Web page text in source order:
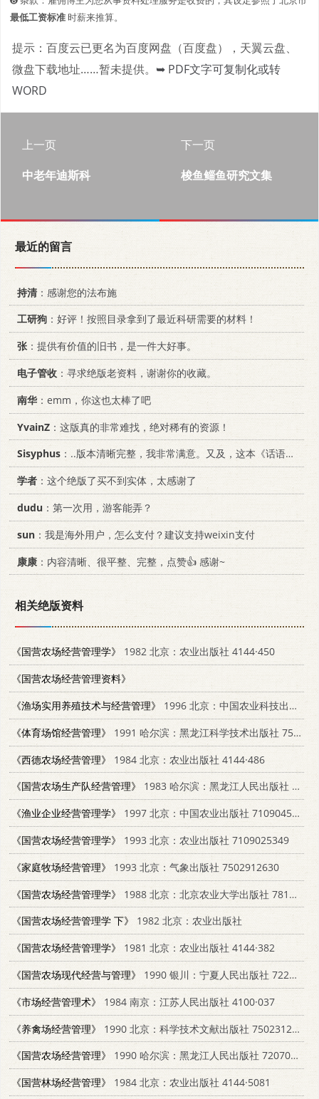
最低工资标准时薪来推算。
提示：百度云已更名为百度网盘（百度盘），天翼云盘、
微盘下载地址……暂未提供。 ➥ PDF文字可复制化或转
WORD
上一页
中老年迪斯科
下一页
梭鱼鲻鱼研究文集
最近的留言
持清 ：感谢您的法布施
工研狗 ：好评！按照目录拿到了最近科研需要的材料！
张：提供有价值的旧书，是一件大好事。
电子管收 ：寻求绝版老资料，谢谢你的收藏。
南华：emm，你这也太棒了吧
YvainZ ：这版真的非常难找，绝对稀有的资源！
Sisyphus ：..版本清晰完整，我非常满意。又及，这本《话语的真相》...
学者 ：这个绝版了买不到实体，太感谢了
dudu ：第一次用，游客能弄？
sun ：我是海外用户，怎么支付？建议支持weixin支付
康康 ：内容清晰、很平整、完整，点赞👍 感谢~
相关绝版资料
《国营农场经营管理学》
1982 北京：农业出版社 4144·450
《国营农场经营管理资料》
《渔场实用养殖技术与经营管理》
1996 北京：中国农业科技出版社 7801190203
《体育场馆经营管理》
1991 哈尔滨：黑龙江科学技术出版社 7538815457
《西德农场经营管理》
1984 北京：农业出版社 4144·486
《国营农场生产队经营管理》
1983 哈尔滨：黑龙江人民出版社 4093·73
《渔业企业经营管理学》
1997 北京：中国农业出版社 7109045900
《国营农场经营管理学》
1993 北京：农业出版社 7109025349
《家庭牧场经营管理》
1993 北京：气象出版社 7502912630
《国营农场经营管理学》
1988 北京：北京农业大学出版社 7810020838
《国营农场经营管理学 下》
1982 北京：农业出版社
《国营农场经营管理学》
1981 北京：农业出版社 4144·382
《国营农场现代经营与管理》
1990 银川：宁夏人民出版社 7227006018
《市场经营管理术》
1984 南京：江苏人民出版社 4100·037
《养禽场经营管理》
1990 北京：科学技术文献出版社 7502312331
《国营农场经营管理》
1990 哈尔滨：黑龙江人民出版社 7207014406
《国营林场经营管理》
1984 北京：农业出版社 4144·5081